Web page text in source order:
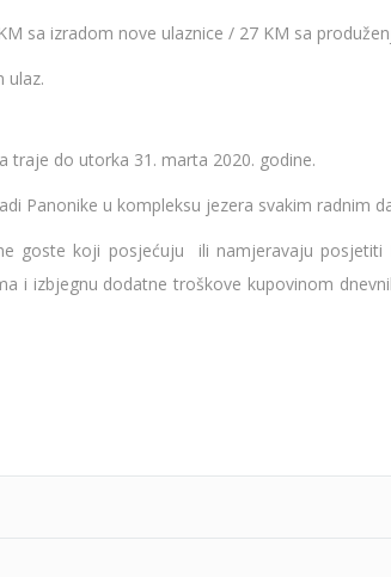
sa izradom nove ulaznice / 27 KM sa
ulaz.
traje do utorka 31. marta 2020. godine.
Panonike u kompleksu jezera svakim radnim
goste koji posjećuju ili namjeravaju
i izbjegnu dodatne troškove kupovinom